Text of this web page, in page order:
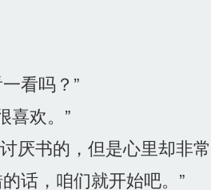
看吗？”
喜欢。”
厌书的，但是心里却非常
话，咱们就开始吧。”